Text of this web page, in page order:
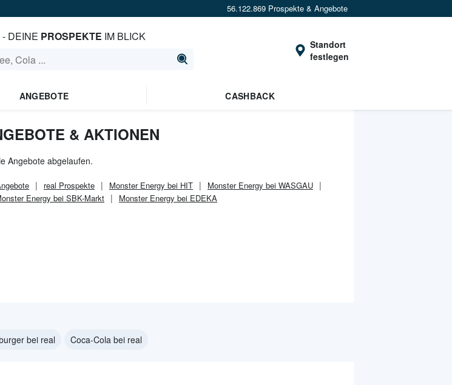
56.122.869 Prospekte & Angebote
- DEINE PROSPEKTE IM BLICK
Standort
festlegen
ANGEBOTE CASHBACK
& AKTIONEN
Angebote abgelaufen.
real Prospekte Monster Energy bei HIT
Monster Energy bei WASGAU
Energy bei SBK-Markt Monster Energy bei EDEKA
bei real Coca-Cola bei real